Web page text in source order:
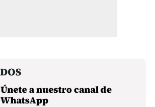
Únete a nuestro canal de
WhatsApp